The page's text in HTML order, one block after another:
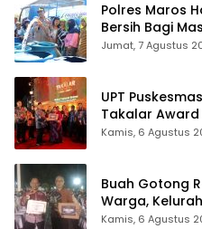
Polres Maros
Bersih Bagi
Air Bersih Di
Jumat, 7 Agustus
UPT
Takalar Award
Hadirkan
Kamis, 6 Agustus
Buah Gotong
Warga,
Takalar Award
Kamis, 6 Agustus